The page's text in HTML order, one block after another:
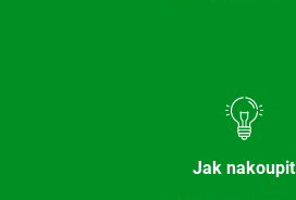
Jak nakoupit